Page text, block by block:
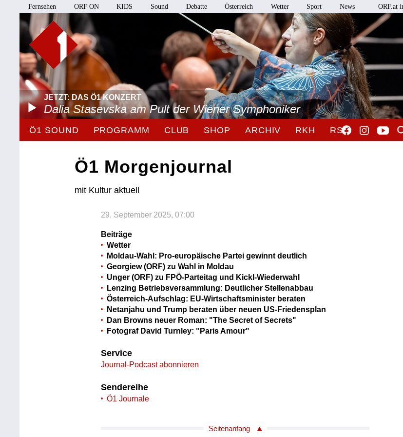
Fernsehen ORF ON KIDS Sound Debatte Österreich Wetter Sport News ORF.at
JETZT: DAS Ö1 KONZERT
Dalia Stasevska am Pult der Wiener Symphoniker
Ö1 SOUND PROGRAMM CLUB SHOP ARCHIV RKH RSO
Ö1 Morgenjournal
mit Kultur aktuell
29. September 2025, 07:00
Beiträge
Wetter
Moldau-Wahl: Pro-europäische Partei gewinnt deutlich
Georgiew (ORF) zu Wahl in Moldau
Unger (ORF) zu FPÖ-Parteitag und Kickl-Wiederwahl
Lenzing Betriebsversammlung: Deutlicher Stellenabbau
Österreich-Aufschlag: EU-Wirtschaftsminister beraten
Netanjahu und Trump beraten über neuen US-Friedensplan
Dan Browns neuer Roman: "The Secret of Secrets"
Fotograf David Turnley: "Paris Amour"
Service
Journal-Podcast abonnieren
Sendereihe
Ö1 Journale
Seitenanfang